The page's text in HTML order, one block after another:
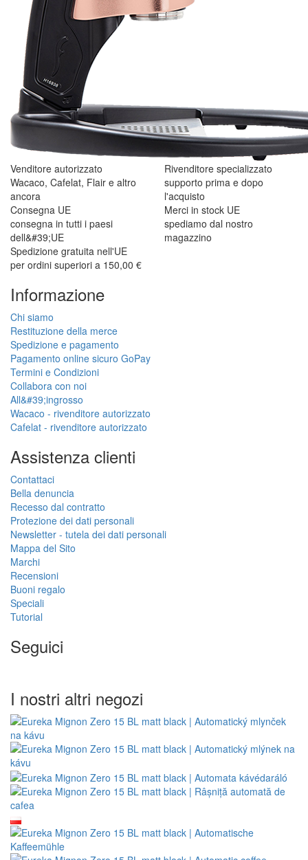
Venditore autorizzato
Wacaco, Cafelat, Flair e altro
ancora
Rivenditore specializzato
supporto prima e dopo
l'acquisto
Consegna UE
consegna in tutti i paesi
dell&#39;UE
Merci in stock UE
spediamo dal nostro
magazzino
Spedizione gratuita nell'UE
per ordini superiori a 150,00 €
Informazione
Chi siamo
Restituzione della merce
Spedizione e pagamento
Pagamento online sicuro GoPay
Termini e Condizioni
Collabora con noi
All&#39;ingrosso
Wacaco - rivenditore autorizzato
Cafelat - rivenditore autorizzato
Assistenza clienti
Contattaci
Bella denuncia
Recesso dal contratto
Protezione dei dati personali
Newsletter - tutela dei dati personali
Mappa del Sito
Marchi
Recensioni
Buoni regalo
Speciali
Tutorial
Seguici
I nostri altri negozi